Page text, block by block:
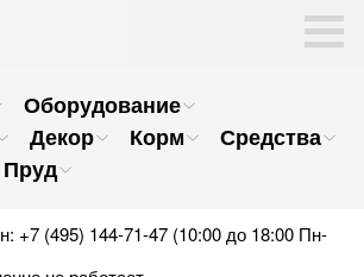
Оборудование
Декор Корм
Средства
Пруд
+7 (495) 144-71-47 (10:00 до 18:00 Пн-